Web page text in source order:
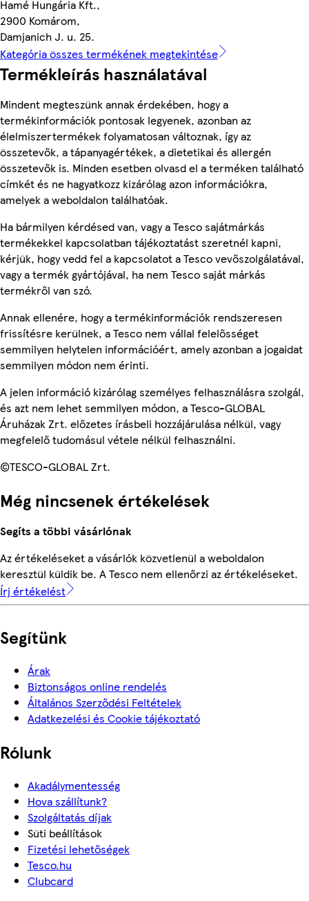
Hamé Hungária Kft.,
2900 Komárom,
Damjanich J. u. 25.
Kategória összes termékének megtekintése
Termékleírás használatával
Mindent megteszünk annak érdekében, hogy a
termékinformációk pontosak legyenek, azonban az
élelmiszertermékek folyamatosan változnak, így az
összetevők, a tápanyagértékek, a dietetikai és allergén
összetevők is. Minden esetben olvasd el a terméken található
címkét és ne hagyatkozz kizárólag azon információkra,
amelyek a weboldalon találhatóak.
Ha bármilyen kérdésed van, vagy a Tesco sajátmárkás
termékekkel kapcsolatban tájékoztatást szeretnél kapni,
kérjük, hogy vedd fel a kapcsolatot a Tesco vevőszolgálatával,
vagy a termék gyártójával, ha nem Tesco saját márkás
termékről van szó.
Annak ellenére, hogy a termékinformációk rendszeresen
frissítésre kerülnek, a Tesco nem vállal felelősséget
semmilyen helytelen információért, amely azonban a jogaidat
semmilyen módon nem érinti.
A jelen információ kizárólag személyes felhasználásra szolgál,
és azt nem lehet semmilyen módon, a Tesco-GLOBAL
Áruházak Zrt. előzetes írásbeli hozzájárulása nélkül, vagy
megfelelő tudomásul vétele nélkül felhasználni.
©TESCO-GLOBAL Zrt.
Még nincsenek értékelések
Segíts a többi vásárlónak
Az értékeléseket a vásárlók közvetlenül a weboldalon
keresztül küldik be. A Tesco nem ellenőrzi az értékeléseket.
Írj értékelést
Segítünk
Árak
Biztonságos online rendelés
Általános Szerződési Feltételek
Adatkezelési és Cookie tájékoztató
Rólunk
Akadálymentesség
Hova szállítunk?
Szolgáltatás díjak
Süti beállítások
Fizetési lehetőségek
Tesco.hu
Clubcard